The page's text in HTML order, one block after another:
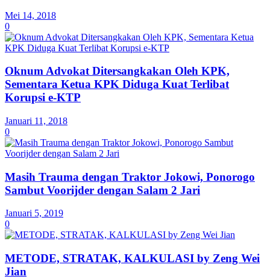
Mei 14, 2018
0
Oknum Advokat Ditersangkakan Oleh KPK,
Sementara Ketua KPK Diduga Kuat Terlibat
Korupsi e-KTP
Januari 11, 2018
0
Masih Trauma dengan Traktor Jokowi, Ponorogo
Sambut Voorijder dengan Salam 2 Jari
Januari 5, 2019
0
METODE, STRATAK, KALKULASI by Zeng Wei
Jian